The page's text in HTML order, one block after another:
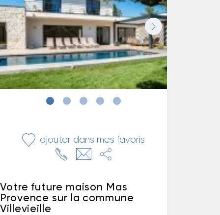
ajouter dans mes favoris
Votre future maison Mas
Provence sur la commune
Villevieille